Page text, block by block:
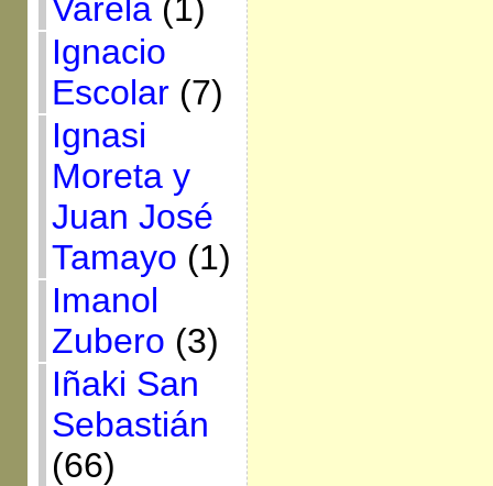
Varela(1)
Ignacio
Escolar(7)
Ignasi
Moreta y
Juan José
Tamayo (1)
Imanol
Zubero (3)
Iñaki San
Sebastián
(66)